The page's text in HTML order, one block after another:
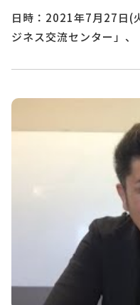
日時：2021年7月27日
ジネス交流センター」